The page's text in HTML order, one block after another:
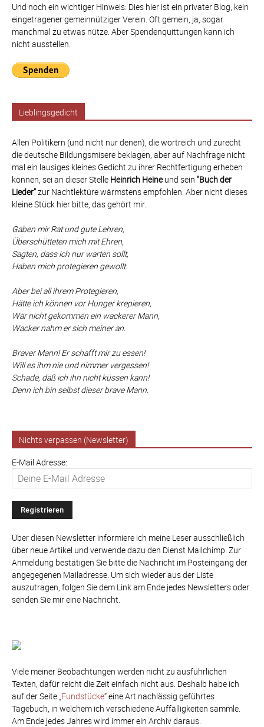
Und noch ein wichtiger Hinweis: Dies hier ist ein privater Blog, kein
eingetragener gemeinnütziger Verein. Oft gemein, ja, sogar
manchmal zu etwas nütze. Aber Spendenquittungen kann ich
nicht ausstellen.
Lieblingsgedicht
Allen Politikern (und nicht nur denen), die wortreich und zurecht
die deutsche Bildungsmisere beklagen, aber auf Nachfrage nicht
mal ein lausiges kleines Gedicht zu ihrer Rechtfertigung erheben
können, sei an dieser Stelle Heinrich Heineund sein "Buch der
Lieder"zur Nachtlektüre wärmstens empfohlen. Aber nicht dieses
kleine Stück hier bitte, das gehört mir.
Gaben mir Rat und gute Lehren,
Überschütteten mich mit Ehren,
Sagten, dass ich nur warten sollt,
Haben mich protegieren gewollt.
Aber bei all ihrem Protegieren,
Hätte ich können vor Hunger krepieren,
Wär nicht gekommen ein wackerer Mann,
Wacker nahm er sich meiner an.
Braver Mann! Er schafft mir zu essen!
Will es ihm nie und nimmer vergessen!
Schade, daß ich ihn nicht küssen kann!
Denn ich bin selbst dieser brave Mann.
Nichts verpassen (Newsletter)
E-Mail Adresse:
Über diesen Newsletter informiere ich meine Leser ausschließlich
über neue Artikel und verwende dazu den Dienst Mailchimp. Zur
Anmeldung bestätigen Sie bitte die Nachricht im Posteingang der
angegegenen Mailadresse. Um sich wieder aus der Liste
auszutragen, folgen Sie dem Link am Ende jedes Newsletters oder
senden Sie mir eine Nachricht.
Viele meiner Beobachtungen werden nicht zu ausführlichen
Texten, dafür reicht die Zeit einfach nicht aus. Deshalb habe ich
auf der Seite „ Fundstücke“ eine Art nachlässig geführtes
Tagebuch, in welchem ich verschiedene Auffälligkeiten sammle.
Am Ende jedes Jahres wird immer ein Archiv daraus.